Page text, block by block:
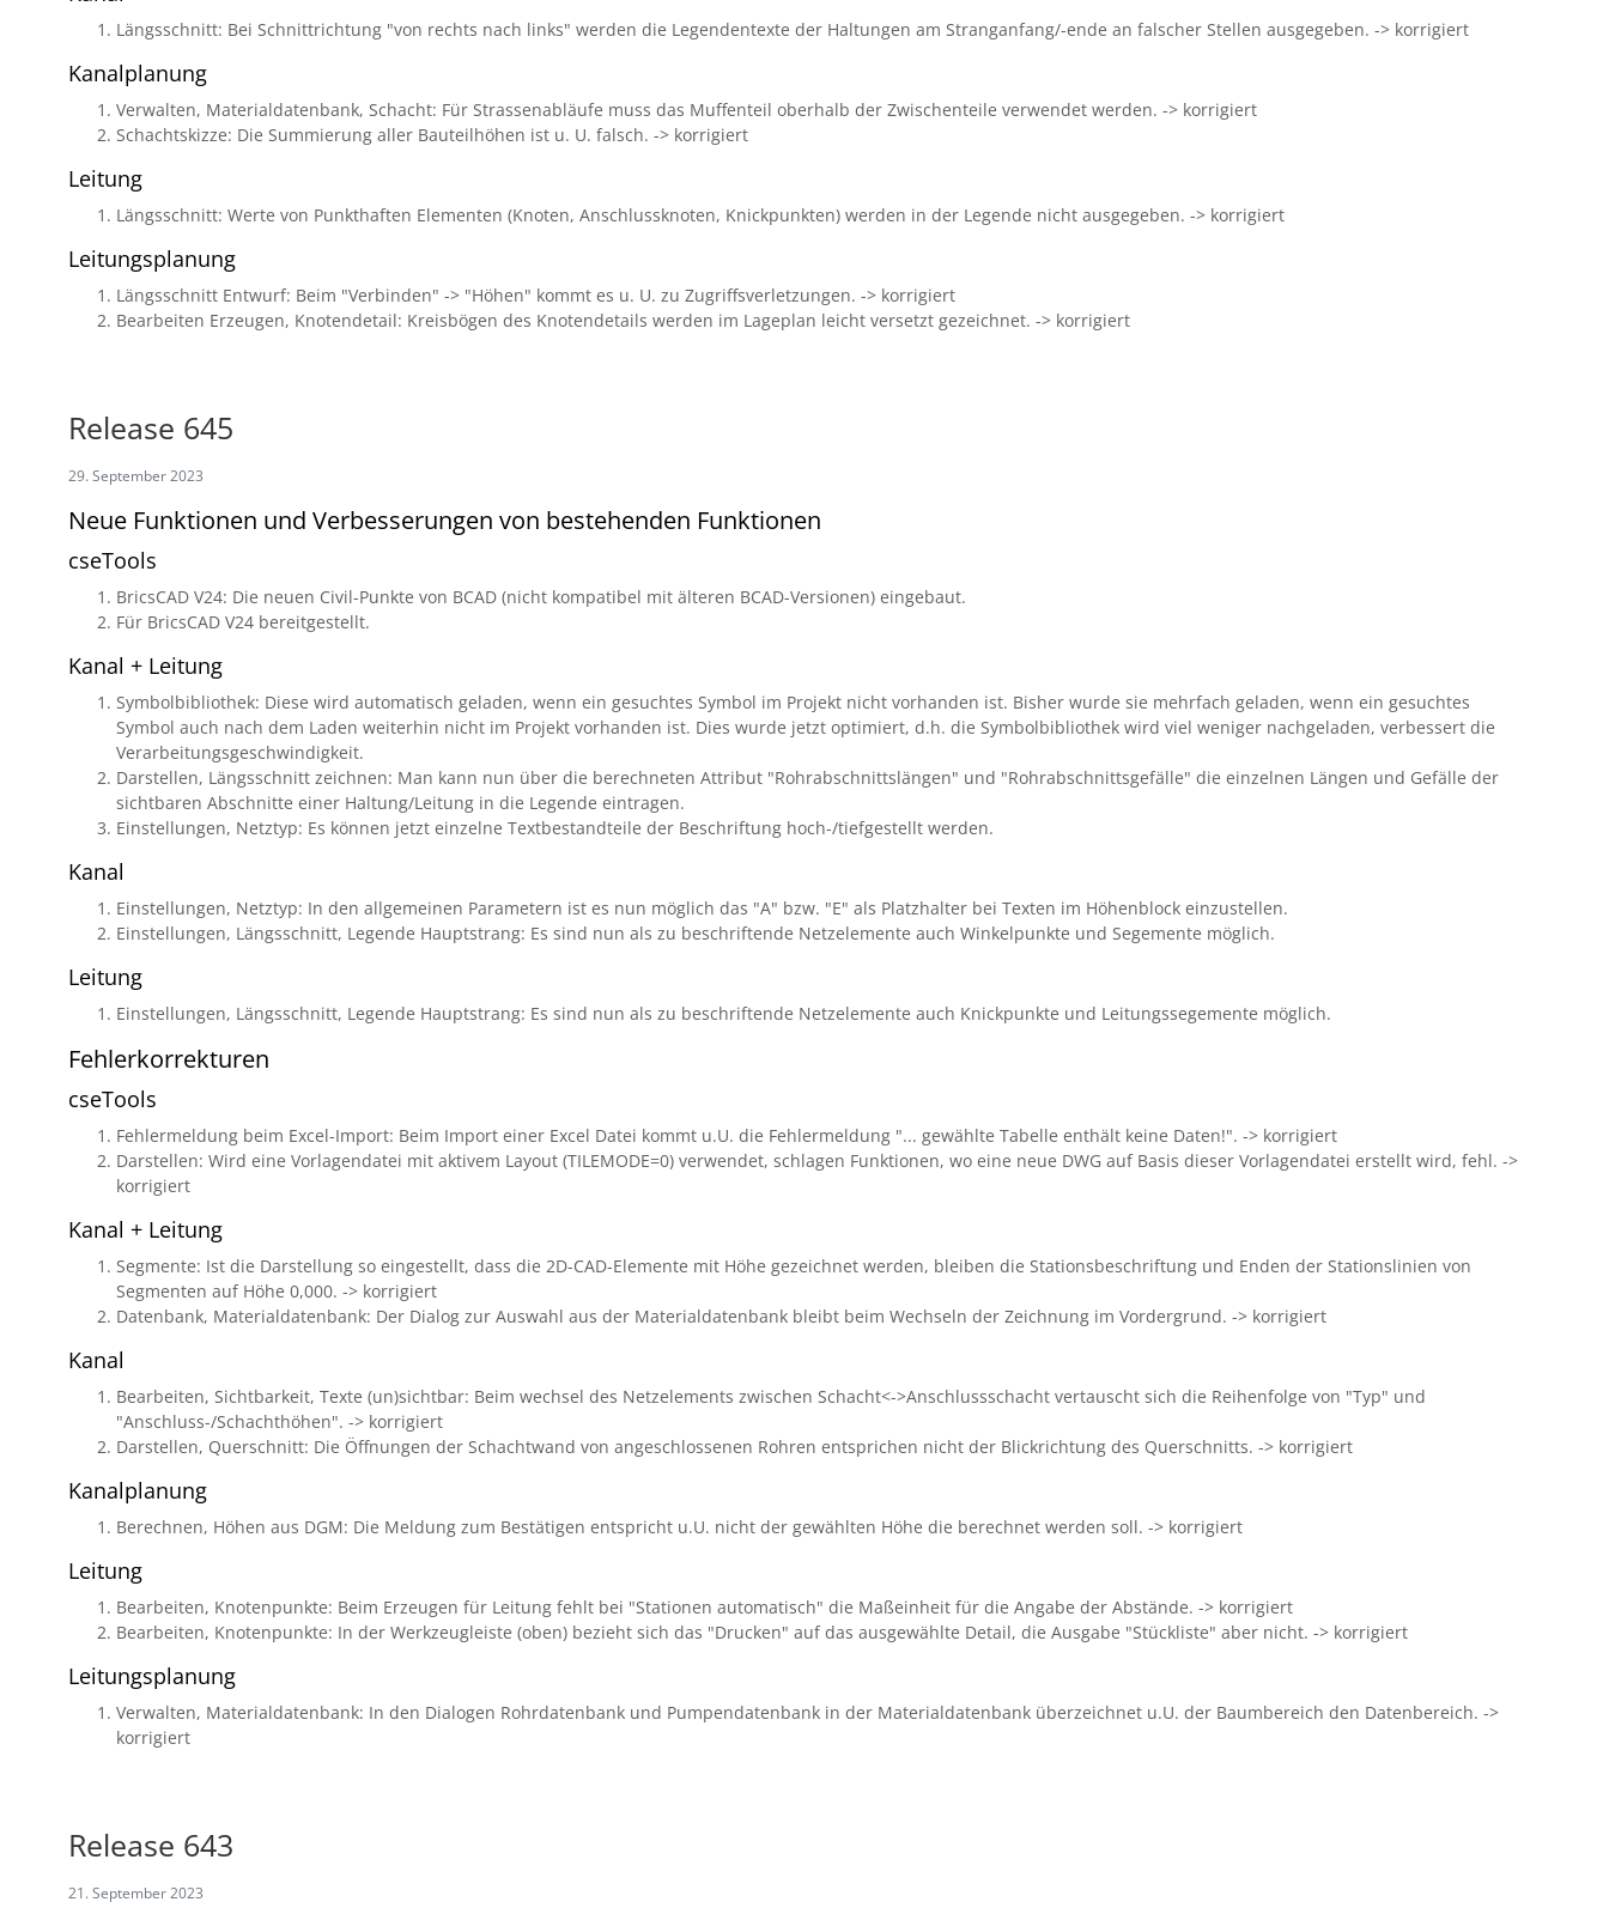
Längsschnitt: Bei Schnittrichtung "von rechts nach links" werden die Legendentexte der Haltungen am Stranganfang/-ende an falscher Stellen ausgegeben. -> korrigiert
Kanalplanung
Verwalten, Materialdatenbank, Schacht: Für Strassenabläufe muss das Muffenteil oberhalb der Zwischenteile verwendet werden. -> korrigiert
Schachtskizze: Die Summierung aller Bauteilhöhen ist u. U. falsch. -> korrigiert
Leitung
Längsschnitt: Werte von Punkthaften Elementen (Knoten, Anschlussknoten, Knickpunkten) werden in der Legende nicht ausgegeben. -> korrigiert
Leitungsplanung
Längsschnitt Entwurf: Beim "Verbinden" -> "Höhen" kommt es u. U. zu Zugriffsverletzungen. -> korrigiert
Bearbeiten Erzeugen, Knotendetail: Kreisbögen des Knotendetails werden im Lageplan leicht versetzt gezeichnet. -> korrigiert
Release 645
29. September 2023
Neue Funktionen und Verbesserungen von bestehenden Funktionen
cseTools
BricsCAD V24: Die neuen Civil-Punkte von BCAD (nicht kompatibel mit älteren BCAD-Versionen) eingebaut.
Für BricsCAD V24 bereitgestellt.
Kanal + Leitung
Symbolbibliothek: Diese wird automatisch geladen, wenn ein gesuchtes Symbol im Projekt nicht vorhanden ist. Bisher wurde sie mehrfach geladen, wenn ein gesuchtes
Symbol auch nach dem Laden weiterhin nicht im Projekt vorhanden ist. Dies wurde jetzt optimiert, d.h. die Symbolbibliothek wird viel weniger nachgeladen, verbessert die
Verarbeitungsgeschwindigkeit.
Darstellen, Längsschnitt zeichnen: Man kann nun über die berechneten Attribut "Rohrabschnittslängen" und "Rohrabschnittsgefälle" die einzelnen Längen und Gefälle der
sichtbaren Abschnitte einer Haltung/Leitung in die Legende eintragen.
Einstellungen, Netztyp: Es können jetzt einzelne Textbestandteile der Beschriftung hoch-/tiefgestellt werden.
Kanal
Einstellungen, Netztyp: In den allgemeinen Parametern ist es nun möglich das "A" bzw. "E" als Platzhalter bei Texten im Höhenblock einzustellen.
Einstellungen, Längsschnitt, Legende Hauptstrang: Es sind nun als zu beschriftende Netzelemente auch Winkelpunkte und Segemente möglich.
Leitung
Einstellungen, Längsschnitt, Legende Hauptstrang: Es sind nun als zu beschriftende Netzelemente auch Knickpunkte und Leitungssegemente möglich.
Fehlerkorrekturen
cseTools
Fehlermeldung beim Excel-Import: Beim Import einer Excel Datei kommt u.U. die Fehlermeldung "... gewählte Tabelle enthält keine Daten!". -> korrigiert
Darstellen: Wird eine Vorlagendatei mit aktivem Layout (TILEMODE=0) verwendet, schlagen Funktionen, wo eine neue DWG auf Basis dieser Vorlagendatei erstellt wird, fehl. ->
korrigiert
Kanal + Leitung
Segmente: Ist die Darstellung so eingestellt, dass die 2D-CAD-Elemente mit Höhe gezeichnet werden, bleiben die Stationsbeschriftung und Enden der Stationslinien von
Segmenten auf Höhe 0,000. -> korrigiert
Datenbank, Materialdatenbank: Der Dialog zur Auswahl aus der Materialdatenbank bleibt beim Wechseln der Zeichnung im Vordergrund. -> korrigiert
Kanal
Bearbeiten, Sichtbarkeit, Texte (un)sichtbar: Beim wechsel des Netzelements zwischen Schacht<->Anschlussschacht vertauscht sich die Reihenfolge von "Typ" und
"Anschluss-/Schachthöhen". -> korrigiert
Darstellen, Querschnitt: Die Öffnungen der Schachtwand von angeschlossenen Rohren entsprichen nicht der Blickrichtung des Querschnitts. -> korrigiert
Kanalplanung
Berechnen, Höhen aus DGM: Die Meldung zum Bestätigen entspricht u.U. nicht der gewählten Höhe die berechnet werden soll. -> korrigiert
Leitung
Bearbeiten, Knotenpunkte: Beim Erzeugen für Leitung fehlt bei "Stationen automatisch" die Maßeinheit für die Angabe der Abstände. -> korrigiert
Bearbeiten, Knotenpunkte: In der Werkzeugleiste (oben) bezieht sich das "Drucken" auf das ausgewählte Detail, die Ausgabe "Stückliste" aber nicht. -> korrigiert
Leitungsplanung
Verwalten, Materialdatenbank: In den Dialogen Rohrdatenbank und Pumpendatenbank in der Materialdatenbank überzeichnet u.U. der Baumbereich den Datenbereich. ->
korrigiert
Release 643
21. September 2023